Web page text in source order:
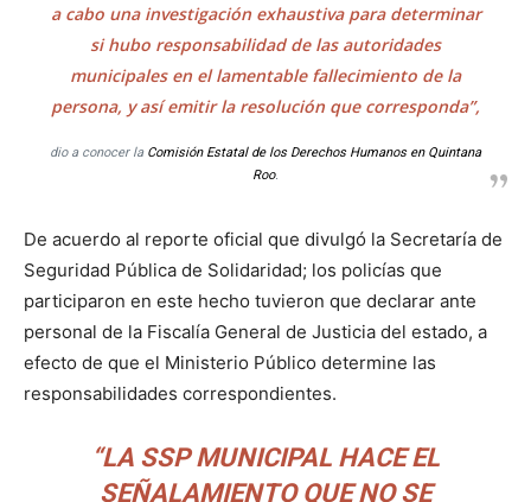
a cabo una investigación exhaustiva para determinar
si hubo responsabilidad de las autoridades
municipales en el lamentable fallecimiento de la
persona, y así emitir la resolución que corresponda”,
dio a conocer la Comisión Estatal de los Derechos Humanos en Quintana
Roo.
De acuerdo al reporte oficial que divulgó la Secretaría de
Seguridad Pública de Solidaridad; los policías que
participaron en este hecho tuvieron que declarar ante
personal de la Fiscalía General de Justicia del estado, a
efecto de que el Ministerio Público determine las
responsabilidades correspondientes.
“LA SSP MUNICIPAL HACE EL
SEÑALAMIENTO QUE NO SE